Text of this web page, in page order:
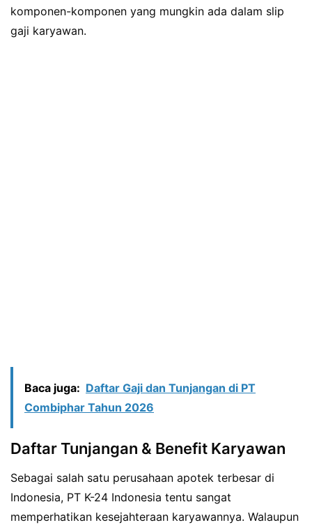
komponen-komponen yang mungkin ada dalam slip
gaji karyawan.
Baca juga: Daftar Gaji dan Tunjangan di PT
Combiphar Tahun 2026
Daftar Tunjangan & Benefit Karyawan
Sebagai salah satu perusahaan apotek terbesar di
Indonesia, PT K-24 Indonesia tentu sangat
memperhatikan kesejahteraan karyawannya. Walaupun